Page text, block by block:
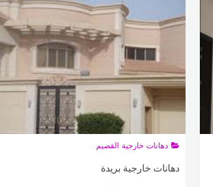
دهانات خارجية القصيم
دهانات خارجية بريدة